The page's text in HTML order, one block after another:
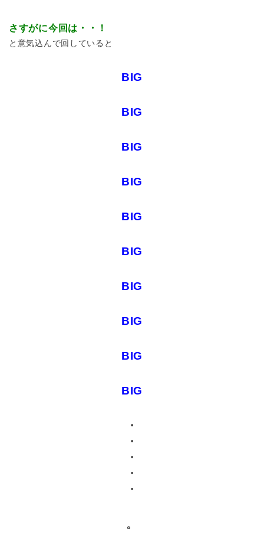
さすがに今回は・・！
と意気込んで回していると
BIG
BIG
BIG
BIG
BIG
BIG
BIG
BIG
BIG
BIG
・
・
・
・
・
。